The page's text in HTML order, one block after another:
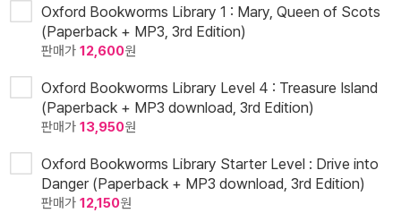
Oxford Bookworms Library 1 : Mary, Queen of Scots
(Paperback + MP3, 3rd Edition)
판매가 12,600원
Oxford Bookworms Library Level 4 : Treasure Island
(Paperback + MP3 download, 3rd Edition)
판매가 13,950원
Oxford Bookworms Library Starter Level : Drive into
Danger (Paperback + MP3 download, 3rd Edition)
판매가 12,150원